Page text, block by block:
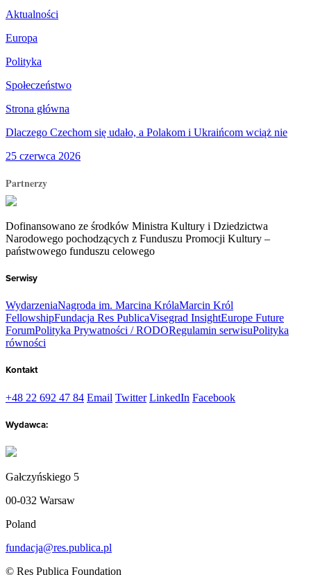
Aktualności
Europa
Polityka
Społeczeństwo
Strona główna
Dlaczego Czechom się udało, a Polakom i Ukraińcom wciąż nie
25 czerwca 2026
Partnerzy
Dofinansowano ze środków Ministra Kultury i Dziedzictwa
Narodowego pochodzących z Funduszu Promocji Kultury –
państwowego funduszu celowego
Serwisy
WydarzeniaNagroda im. Marcina KrólaMarcin Król
FellowshipFundacja Res PublicaVisegrad InsightEurope Future
ForumPolityka Prywatności / RODORegulamin serwisuPolityka
równości
Kontakt
+48 22 692 47 84 Email Twitter LinkedIn Facebook
Wydawca:
Gałczyńskiego 5
00-032 Warsaw
Poland
fundacja@res.publica.pl
© Res Publica Foundation